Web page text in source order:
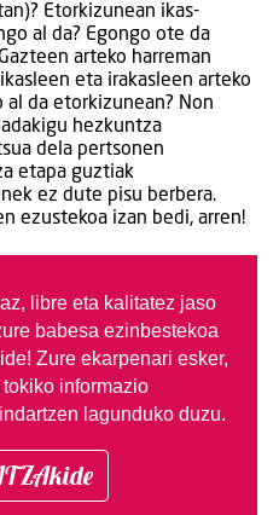
Etorkizunean ikas-
al da? Egongo ote da
arteko harreman
eta irakasleen arteko
al da etorkizunean? Non
hezkuntza
dela pertsonen
etapa guztiak
ez dute pisu berbera.
ezustekoa izan bedi, arren!
libre eta kalitatez jaso
babesa ezinbestekoa
Zure ekarpenari esker,
informazio
lagunduko duzu.